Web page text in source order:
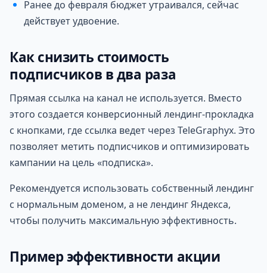
Ранее до февраля бюджет утраивался, сейчас
действует удвоение.
Как снизить стоимость
подписчиков в два раза
Прямая ссылка на канал не используется. Вместо
этого создается конверсионный лендинг-прокладка
с кнопками, где ссылка ведет через TeleGraphyx. Это
позволяет метить подписчиков и оптимизировать
кампании на цель «подписка».
Рекомендуется использовать собственный лендинг
с нормальным доменом, а не лендинг Яндекса,
чтобы получить максимальную эффективность.
Пример эффективности акции